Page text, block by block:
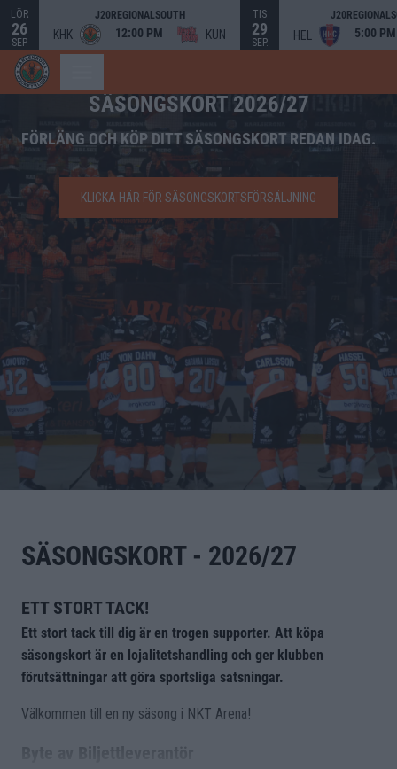
LÖR
26
SEP.
J20REGIONALSOUTH
KHK 12:00 PM KUN
TIS
29
SEP. HEL 5:00 PM
SÄSONGSKORT 2026/27
FÖRLÄNG OCH KÖP DITT SÄSONGSKORT REDAN IDAG.
KLICKA HÄR FÖR SÄSONGSKORTSFÖRSÄLJNING
SÄSONGSKORT - 2026/27
ETT STORT TACK!
Ett stort tack till dig är en trogen supporter. Att köpa
säsongskort är en lojalitetshandling och ger klubben
förutsättningar att göra sportsliga satsningar.
Välkommen till en ny säsong i NKT Arena!